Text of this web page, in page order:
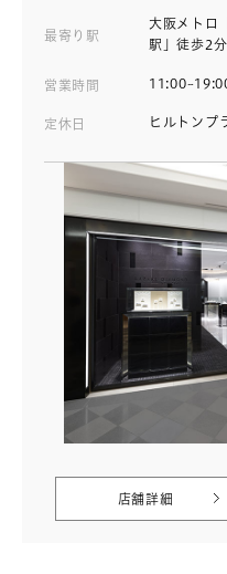
最寄り駅
大阪メトロ
駅」徒歩2分
営業時間
定休日 ヒルトンプ
店舗詳細